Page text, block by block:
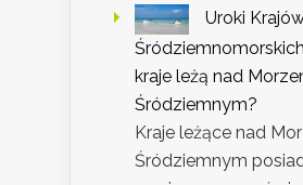
Uroki
kraje leżą nad
Śródziemnym?
Kraje leżące nad
Śródziemnym